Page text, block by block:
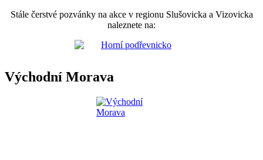
Stále čerstvé pozvánky na akce v regionu Slušovicka a Vizovicka
naleznete na:
Východní Morava